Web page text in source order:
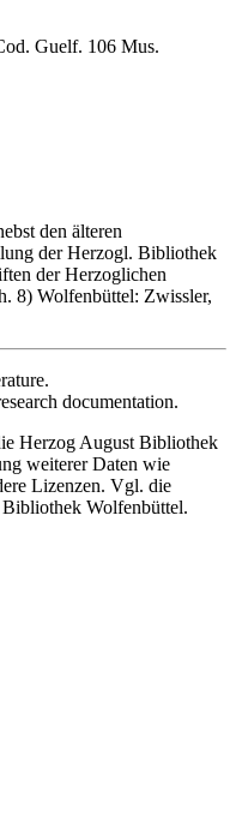
Guelf. 106 Mus.
den älteren
der Herzogl. Bibliothek
der Herzoglichen
8) Wolfenbüttel: Zwissler,
documentation.
Herzog August Bibliothek
weiterer Daten wie
Lizenzen. Vgl. die
Wolfenbüttel.